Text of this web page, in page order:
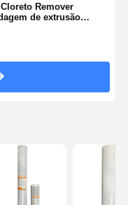
de água
Remover
de extrusão